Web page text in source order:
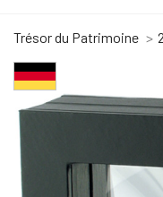
Trésor du Patrimoine